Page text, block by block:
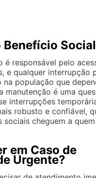
Benefício Social
é responsável pelo
e qualquer interrupção
população que
manutenção é uma
interrupções
robusto e confiável,
sociais cheguem a
em Caso de
Urgente?